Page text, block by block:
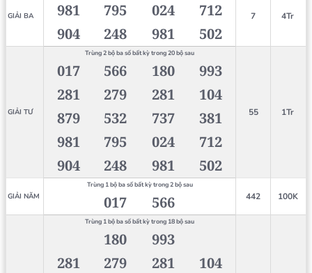
GIẢI BA 7 4Tr
981 795 024
712
904
248 981 502
GIẢI TƯ
Trùng 2 bộ ba số bất kỳ trong 20 bộ sau
55 1Tr
017 566 180
993
281
279 281
104
879
532 737
381
981
795 024
712
904
248 981 502
GIẢI NĂM
Trùng 1 bộ ba số bất kỳ trong 2 bộ sau
442 100K
017 566
Trùng 1 bộ ba số bất kỳ trong 18 bộ sau
180
993
281
279 281
104